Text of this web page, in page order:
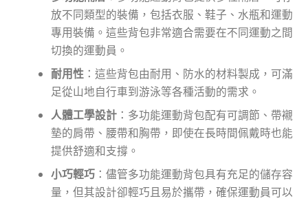
放不同類型的裝備，包括衣服、鞋子、水瓶和運動
專用裝備。這些背包非常適合需要在不同運動之間
切換的運動員。
耐用性 ：這些背包由耐用、防水的材料製成，可滿
足從山地自行車到游泳等各種活動的需求。
人體工學設計 ：多功能運動背包配有可調節、帶襯
墊的肩帶、腰帶和胸帶，即使在長時間佩戴時也能
提供舒適和支撐。
小巧輕巧 ：儘管多功能運動背包具有充足的儲存容
量，但其設計卻輕巧且易於攜帶，確保運動員可以